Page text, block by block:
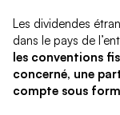
Les dividendes
dans le pays de
les conventions
concerné, une
compte sous